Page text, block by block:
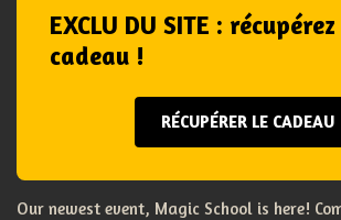
EXCLU DU SITE :
cadeau !
RÉCUPÉRER LE CADEAU
Our newest event, Magic School is here!